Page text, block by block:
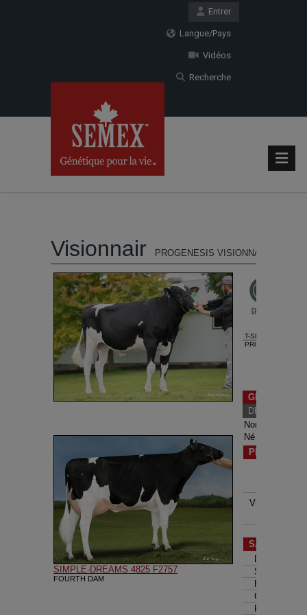
Entrer
Langue/Pays
Vidéos
Recherche